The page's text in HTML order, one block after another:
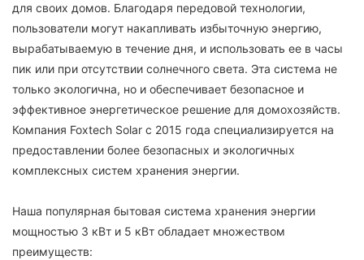
для своих домов. Благодаря передовой технологии,
пользователи могут накапливать избыточную энергию,
вырабатываемую в течение дня, и использовать ее в часы
пик или при отсутствии солнечного света. Эта система не
только экологична, но и обеспечивает безопасное и
эффективное энергетическое решение для домохозяйств.
Компания Foxtech Solar с 2015 года специализируется на
предоставлении более безопасных и экологичных
комплексных систем хранения энергии.
Наша популярная бытовая система хранения энергии
мощностью 3 кВт и 5 кВт обладает множеством
преимуществ: